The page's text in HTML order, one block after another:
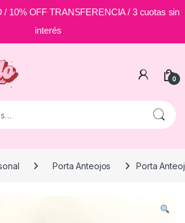
/ 10% OFF TRANSFERENCIA / 3 cuotas sin
interés
0
Porta Anteojos Porta